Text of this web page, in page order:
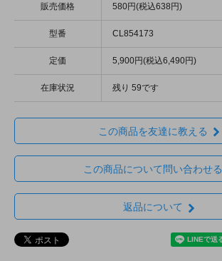
販売価格 580円(税込638円)
型番 CL854173
定価 5,900円(税込6,490円)
在庫状況 残り 59です
この商品を友達に教える
この商品について問い合わせる
返品について